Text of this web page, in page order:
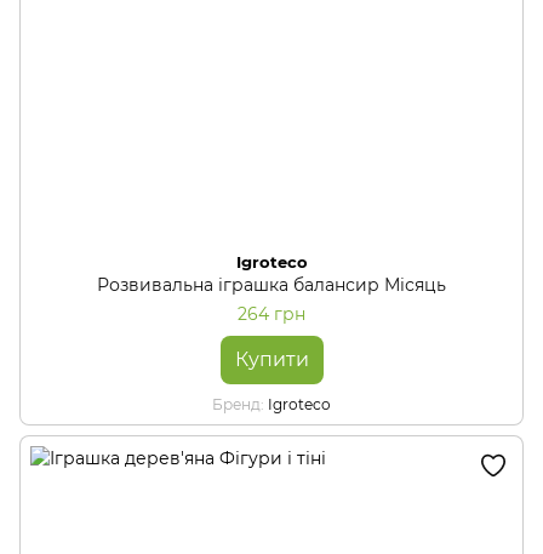
Igroteco
Розвивальна іграшка балансир Місяць
264 грн
Купити
Бренд Igroteco